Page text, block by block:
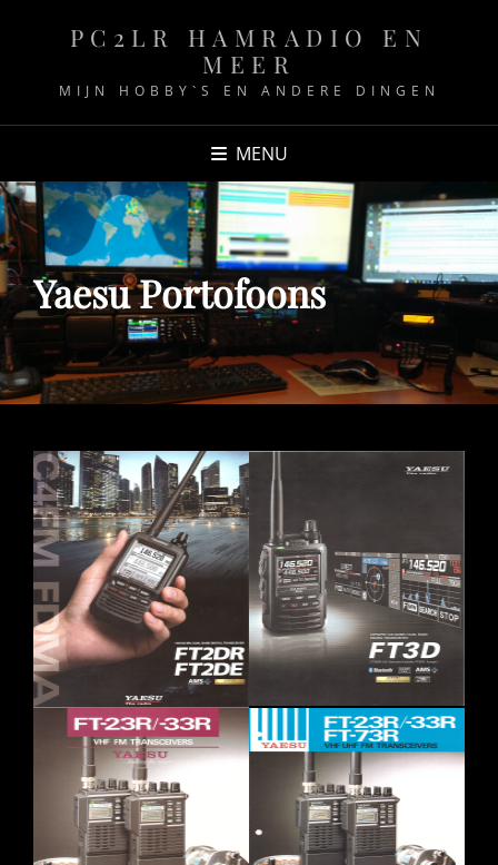
PC2LR HAMRADIO EN
MEER
MIJN HOBBY`S EN ANDERE DINGEN
MENU
Yaesu Portofoons